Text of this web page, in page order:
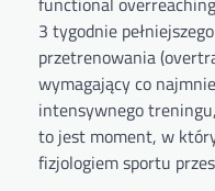
3 tygodnie
przetrenowania
wymagający co
intensywnego
to jest moment, w
fizjologiem sportu